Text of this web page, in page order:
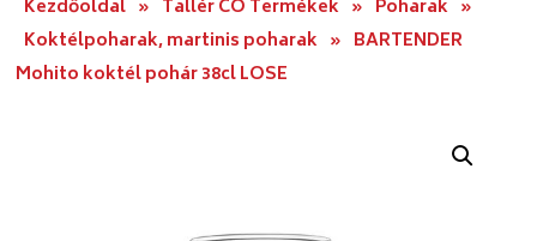
Kezdőoldal » Tallér CO Termékek » Poharak »
Koktélpoharak, martinis poharak » BARTENDER
Mohito koktél pohár 38cl LOSE